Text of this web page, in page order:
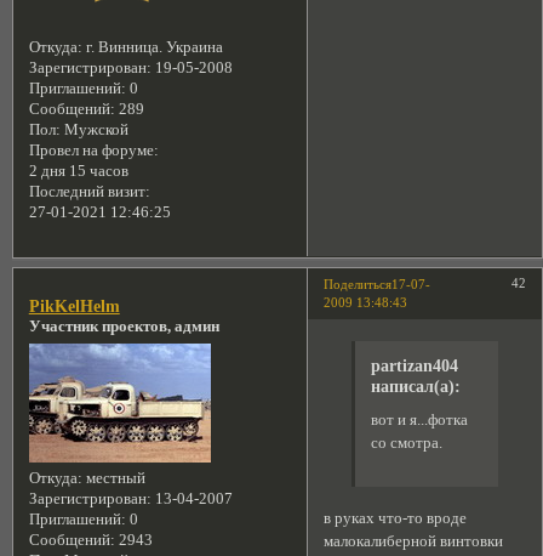
Откуда: г. Винница. Украина
Зарегистрирован: 19-05-2008
Приглашений: 0
Сообщений: 289
Пол: Мужской
Провел на форуме:
2 дня 15 часов
Последний визит:
27-01-2021 12:46:25
Поделиться 42
17-07-
2009 13:48:43
PikKelHelm
Участник проектов, админ
Откуда: местный
Зарегистрирован: 13-04-2007
Приглашений: 0
Сообщений: 2943
partizan404
написал(а):
вот и я...фотка
со смотра.
в руках что-то вроде
малокалиберной винтовки